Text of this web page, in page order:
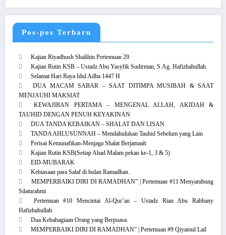
Pos-pos Terbaru
Kajian Riyadhush Shalihin Pertemuan 29
Kajian Rutin KSB – Ustadz Abu Yasyfik Sudirman, S.Ag. Hafizhahullah.
Selamat Hari Raya Idul Adha 1447 H
DUA MACAM SABAR – SAAT DITIMPA MUSIBAH & SAAT
MENJAUHI MAKSIAT
KEWAJIBAN PERTAMA – MENGENAL ALLAH, AKIDAH &
TAUHID DENGAN PENUH KEYAKINAN
DUA TANDA KEBAIKAN – SHALAT DAN LISAN
TANDA AHLUSUNNAH – Mendahulukan Tauhid Sebelum yang Lain
Perisai Kemunafikan-Menjaga Shalat Berjamaah
Kajian Rutin KSB(Setiap Ahad Malam pekan ke-1, 3 & 5)
EID-MUBARAK
Kebiasaan para Salaf di bulan Ramadhan.
MEMPERBAIKI DIRI DI RAMADHAN” | Pertemuan #11 Menyambung
Silaturahmi
Pertemuan #10 Mencintai Al-Qur’an – Ustadz Rian Abu Rabbany
Hafizhahullah.
Dua Kebahagiaan Orang yang Berpuasa.
MEMPERBAIKI DIRI DI RAMADHAN” | Pertemuan #9 Qiyamul Lail